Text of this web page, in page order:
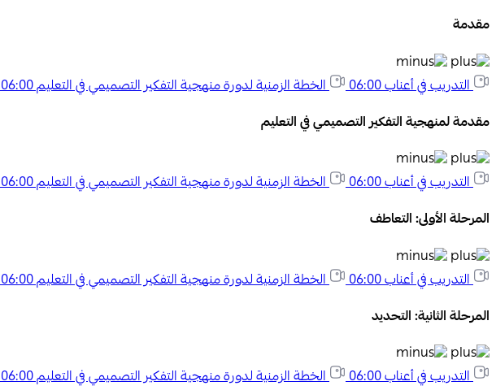
مقدمة
التدريب في أعناب06:00 الخطة الزمنية لدورة منهجية التفكير التصميمي في التعليم06:00
مقدمة لمنهجية التفكير التصميمي في التعليم
التدريب في أعناب06:00 الخطة الزمنية لدورة منهجية التفكير التصميمي في التعليم06:00
المرحلة الأولى: التعاطف
التدريب في أعناب06:00 الخطة الزمنية لدورة منهجية التفكير التصميمي في التعليم06:00
المرحلة الثانية: التحديد
التدريب في أعناب06:00 الخطة الزمنية لدورة منهجية التفكير التصميمي في التعليم06:00